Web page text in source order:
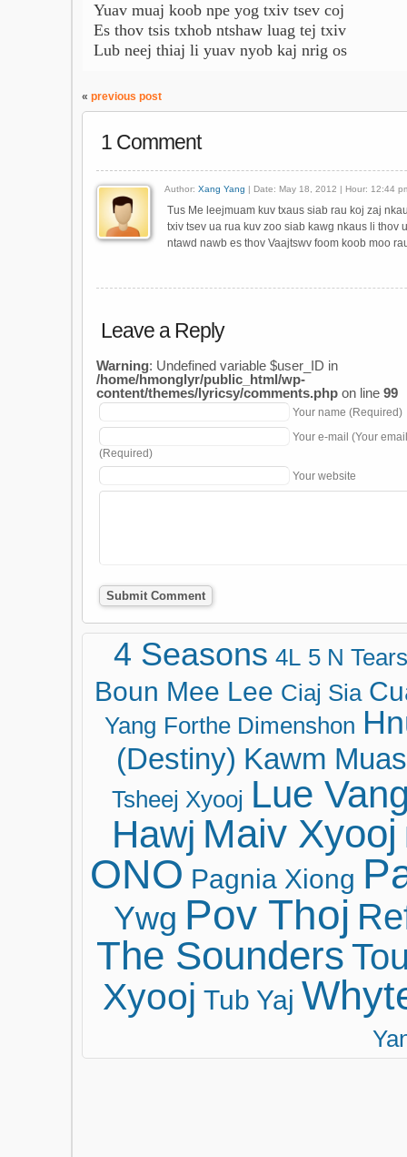
Yuav muaj koob npe yog txiv tsev coj
Es thov tsis txhob ntshaw luag tej txiv
Lub neej thiaj li yuav nyob kaj nrig os
« previous post
1 Comment
Author: Xang Yang | Date: May 18, 2012 | Hour: 12:44
Tus Me leejmuam kuv txaus siab rau koj zaj
txiv tsev ua rua kuv zoo siab kawg nkaus li thov
ntawd nawb es thov Vaajtswv foom koob moo
Leave a Reply
Warning: Undefined variable $user_ID in
/home/hmonglyr/public_html/wp-
content/themes/lyricsy/comments.php on line 99
Your name (Required)
Your e-mail (Your
(Required)
Your website
4 Seasons 4L 5 N Tears
Boun Mee Lee Ciaj Sia
Yang Forthe Dimenshon
(Destiny) Kawm Muas
Tsheej Xyooj Lue
Hawj Maiv Xyooj
ONO Pagnia Xiong
Ywg Pov Thoj
The Sounders
Xyooj Tub Yaj